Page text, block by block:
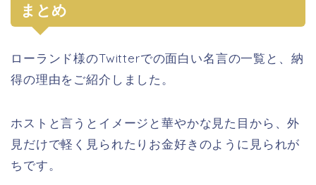
まとめ
ローランド様のTwitterでの面白い名言の一覧と、納
得の理由をご紹介しました。
ホストと言うとイメージと華やかな見た目から、外
見だけで軽く見られたりお金好きのように見られが
ちです。